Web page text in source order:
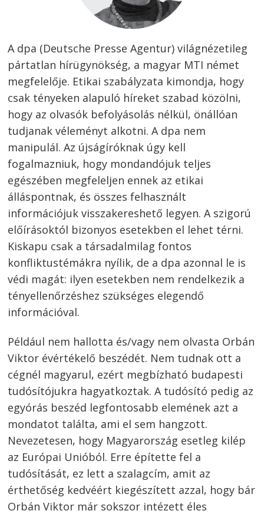
A dpa (Deutsche Presse Agentur) világnézetileg
pártatlan hírügynökség, a magyar MTI német
megfelelője. Etikai szabályzata kimondja, hogy
csak tényeken alapuló híreket szabad közölni,
hogy az olvasók befolyásolás nélkül, önállóan
tudjanak véleményt alkotni. A dpa nem
manipulál. Az újságíróknak úgy kell
fogalmazniuk, hogy mondandójuk teljes
egészében megfeleljen ennek az etikai
álláspontnak, és összes felhasznált
információjuk visszakereshető legyen. A szigorú
előírásoktól bizonyos esetekben el lehet térni.
Kiskapu csak a társadalmilag fontos
konfliktustémákra nyílik, de a dpa azonnal le is
védi magát: ilyen esetekben nem rendelkezik a
tényellenőrzéshez szükséges elegendő
információval.
Például nem hallotta és/vagy nem olvasta Orbán
Viktor évértékelő beszédét. Nem tudnak ott a
cégnél magyarul, ezért megbízható budapesti
tudósítójukra hagyatkoztak. A tudósító pedig az
egyórás beszéd legfontosabb elemének azt a
mondatot találta, ami el sem hangzott.
Nevezetesen, hogy Magyarország esetleg kilép
az Európai Unióból. Erre építette fel a
tudósítását, ez lett a szalagcím, amit az
érthetőség kedvéért kiegészített azzal, hogy bár
Orbán Viktor már sokszor intézett éles